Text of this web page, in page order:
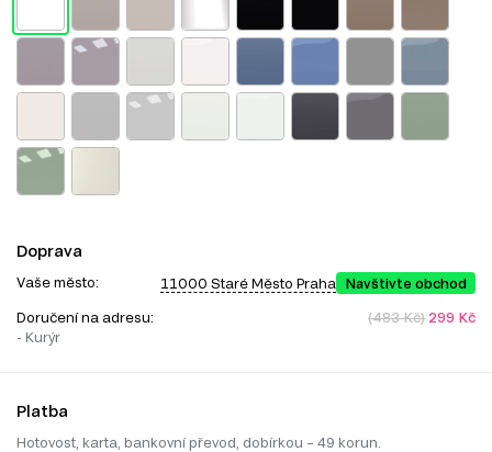
Doprava
Vaše město: 11000 Staré Město Praha Navštivte obchod
Doručení na adresu:
- Kurýr
(483 Kč) 299 Kč
Platba
Hotovost, karta, bankovní převod, dobírkou – 49 korun.